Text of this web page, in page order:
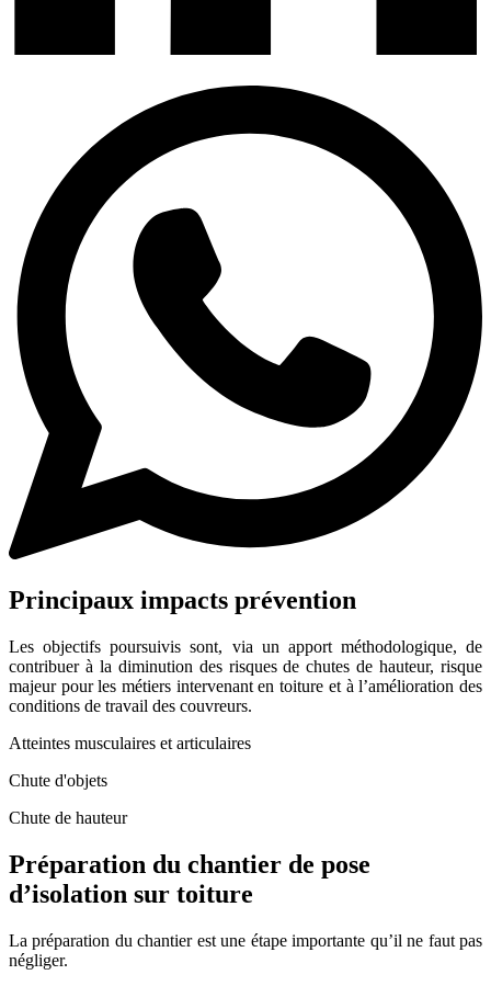
Principaux impacts prévention
Les objectifs poursuivis sont, via un apport méthodologique, de
contribuer à la diminution des risques de chutes de hauteur, risque
majeur pour les métiers intervenant en toiture et à l’amélioration des
conditions de travail des couvreurs.
Atteintes musculaires et articulaires
Chute d'objets
Chute de hauteur
Préparation du chantier de pose
d’isolation sur toiture
La préparation du chantier est une étape importante qu’il ne faut pas
négliger.